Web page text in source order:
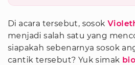
Di acara tersebut, sosok
menjadi salah satu yang
siapakah sebenarnya sosok
cantik tersebut? Yuk simak